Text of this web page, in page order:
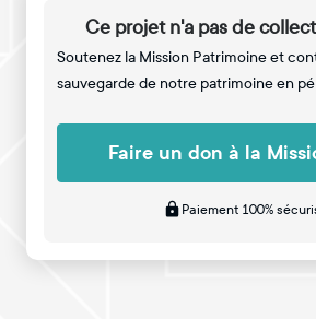
Ce projet n'a pas de
Soutenez la Mission Patrimoine et
sauvegarde de notre patrimoine en
Faire un don à la
Paiement 100%